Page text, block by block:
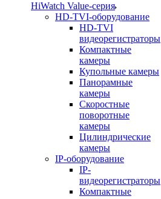
HiWatch Value-серия
HD-TVI-оборудование
HD-TVI
видеорегистраторы
Компактные
камеры
Купольные камеры
Панорамные
камеры
Скоростные
поворотные
камеры
Цилиндрические
камеры
IP-оборудование
IP-
видеорегистраторы
Компактные